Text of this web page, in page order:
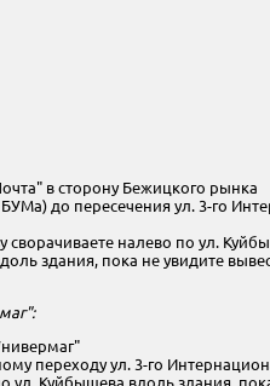
в сторону Бежицкого рынка
до пересечения ул. 3-го
сворачиваете налево по ул.
здания, пока не увидите
переходу ул. 3-го
Куйбышева вдоль здания,